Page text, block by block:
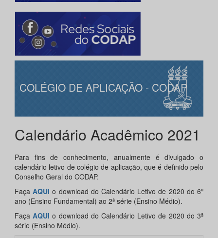
COLÉGIO DE APLICAÇÃO - CODAP
Calendário Acadêmico 2021
Para fins de conhecimento, anualmente é divulgado o
calendário letivo de colégio de aplicação, que é definido pelo
Conselho Geral do CODAP.
FaçaAQUI o download do Calendário Letivo de 2020 do 6º
ano (Ensino Fundamental) ao 2ª série (Ensino Médio).
FaçaAQUI o download do Calendário Letivo de 2020 do 3ª
série (Ensino Médio).